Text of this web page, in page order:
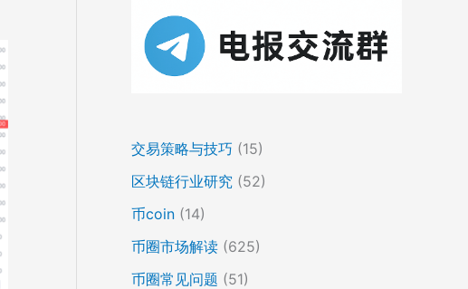
交易策略与技巧 (15)
区块链行业研究 (52)
币coin (14)
币圈市场解读 (625)
币圈常见问题 (51)